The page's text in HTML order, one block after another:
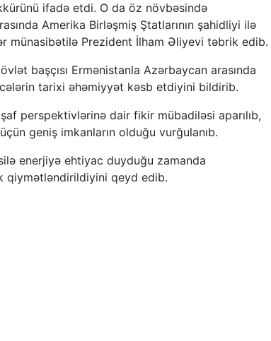
ifadə etdi. O da öz növbəsində
Amerika Birləşmiş Ştatlarının şahidliyi ilə
münasibətilə Prezident İlham Əliyevi təbrik edib.
başçısı Ermənistanla Azərbaycan arasında
tarixi əhəmiyyət kəsb etdiyini bildirib.
perspektivlərinə dair fikir mübadiləsi aparılıb,
geniş imkanların olduğu vurğulanıb.
enerjiyə ehtiyac duyduğu zamanda
qiymətləndirildiyini qeyd edib.